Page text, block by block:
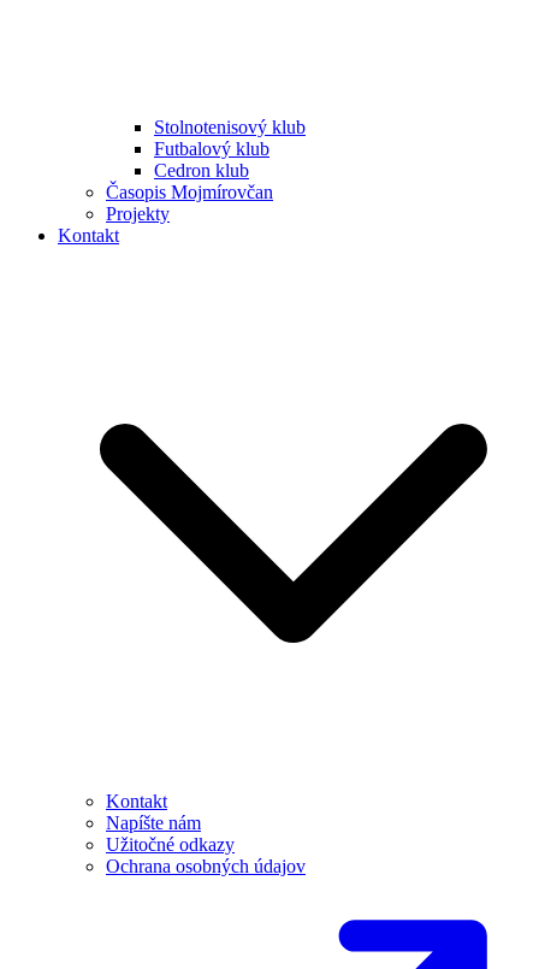
Stolnotenisový klub
Futbalový klub
Cedron klub
Časopis Mojmírovčan
Projekty
Kontakt
Kontakt
Napíšte nám
Užitočné odkazy
Ochrana osobných údajov